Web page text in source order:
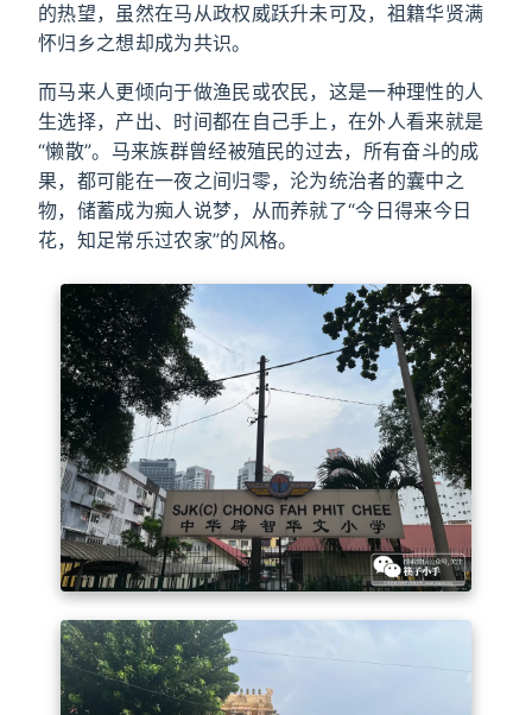
的热望，虽然在马从政权威跃升未可及，祖籍华贤满
怀归乡之想却成为共识。
而马来人更倾向于做渔民或农民，这是一种理性的人
生选择，产出、时间都在自己手上，在外人看来就是
“懒散”。马来族群曾经被殖民的过去，所有奋斗的成
果，都可能在一夜之间归零，沦为统治者的囊中之
物，储蓄成为痴人说梦，从而养就了“今日得来今日
花，知足常乐过农家”的风格。